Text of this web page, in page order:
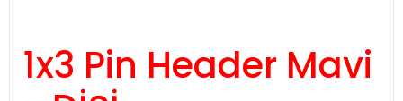
1x3 Pin Header Mavi